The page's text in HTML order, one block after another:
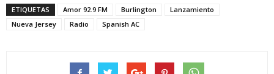
ETIQUETAS Amor 92.9 FM Burlington
Lanzamiento
Nueva Jersey
Radio Spanish AC